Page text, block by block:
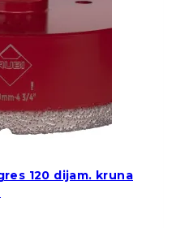
120 dijam. kruna